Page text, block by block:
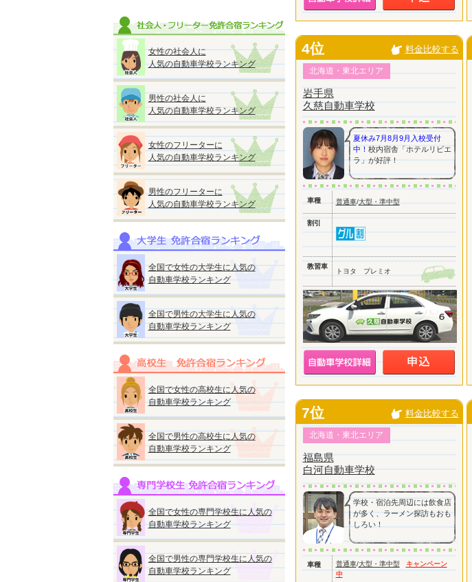
女性の社会人に
人気の自動車学校ランキング
男性の社会人に
人気の自動車学校ランキング
女性のフリーターに
人気の自動車学校ランキング
男性のフリーターに
人気の自動車学校ランキング
全国で女性の大学生に人気の
自動車学校ランキング
全国で男性の大学生に人気の
自動車学校ランキング
全国で女性の高校生に人気の
自動車学校ランキング
全国で男性の高校生に人気の
自動車学校ランキング
全国で女性の専門学校生に人気の
自動車学校ランキング
全国で男性の専門学校生に人気の
自動車学校ランキング
4位 料金比較する
北海道・東北エリア
岩手県
久慈自動車学校
夏休み7月8月9月入校受付
中！ 校内宿舎「ホテルリビエ
ラ」が好評！
車種 普通車/大型・準中型
割引
教習車
トヨタ プレミオ
7位 料金比較する
北海道・東北エリア
福島県
白河自動車学校
学校・宿泊先周辺には飲食店
が多く、ラーメン探訪もおも
しろい！
車種 普通車/大型・準中型
キャンペーン
中